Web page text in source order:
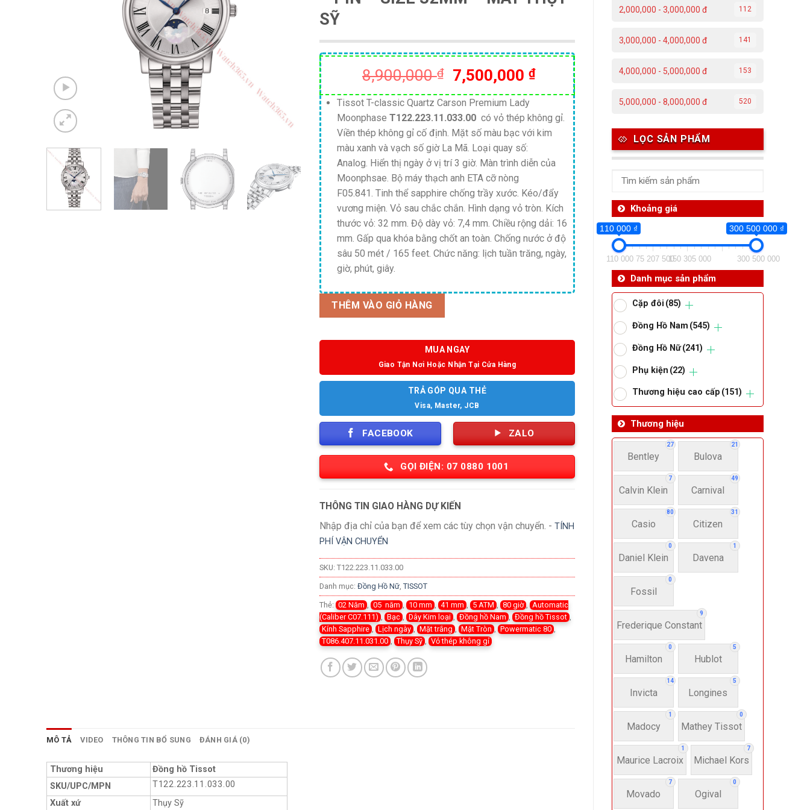
2,000,000 - 3,000,000 đ 112
3,000,000 - 4,000,000 đ 141
4,000,000 - 5,000,000 đ 153
5,000,000 - 8,000,000 đ 520
LỌC SẢN PHẨM
Khoảng giá
110 000 ₫ 300 500 000 ₫
110 000 75 207 500150 305 000 300 500 000
Danh mục sản phẩm
Cặp đôi (85)
Đồng Hồ Nam (545)
Đồng Hồ Nữ (241)
Phụ kiện (22)
Thương hiệu cao cấp (151)
Thương hiệu
27
Bentley
21
Bulova
7
Calvin Klein
49
Carnival
80
Casio
31
Citizen
0
Daniel Klein
1
Davena
0
Fossil
9
Frederique Constant
0
Hamilton
5
Hublot
14
Invicta
5
Longines
1
Madocy
0
Mathey Tissot
1
Maurice Lacroix
7
Michael Kors
7
Movado
0
Ogival
SỸ
8,900,000₫
Giá
gốc
là:
8,900,000 ₫.
7,500,000 ₫Giá
hiện
là:
7,500,000 ₫.
Tissot T-classic Quartz Carson Premium Lady
MoonphaseT122.223.11.033.00 có vỏ thép không gỉ.
Viền thép không gỉ cố định. Mặt số màu bạc với kim
màu xanh và vạch số giờ La Mã. Loại quay số:
Analog. Hiển thị ngày ở vị trí 3 giờ. Màn trình diễn của
Moonphsae. Bộ máy thạch anh ETA cỡ nòng
F05.841. Tinh thể sapphire chống trầy xước. Kéo/đẩy
vương miện. Vỏ sau chắc chắn. Hình dạng vỏ tròn. Kích
thước vỏ: 32 mm. Độ dày vỏ: 7,4 mm. Chiều rộng dải: 16
mm. Gấp qua khóa bằng chốt an toàn. Chống nước ở độ
sâu 50 mét / 165 feet. Chức năng: lịch tuần trăng, ngày,
giờ, phút, giây.
THÊM VÀO GIỎ HÀNG
MUA NGAY
Giao Tận Nơi Hoặc Nhận Tại Cửa Hàng
TRẢ GÓP QUA THẺ
Visa, Master, JCB
FACEBOOK ZALO
GỌI ĐIỆN: 07 0880 1001
THÔNG TIN GIAO HÀNG DỰ KIẾN
Nhập địa chỉ của bạn để xem các tùy chọn vận chuyển. -TÍNH
PHÍ VẬN CHUYỂN
SKU:T122.223.11.033.00
Danh mục:Đồng Hồ Nữ ,TISSOT
Thẻ: 02 Năm , 05 năm , 10 mm , 41 mm , 5 ATM , 80 giờ , Automatic
(Caliber C07.111)
, Bạc , Dây Kim loại , Đồng hồ Nam , Đồng hồ Tissot
Kính Sapphire
, Lịch ngày , Mặt trắng , Mặt Tròn , Powermatic 80
T086.407.11.031.00
, Thụy Sỹ , Vỏ thép không gỉ
MÔ TẢ VIDEO THÔNG TIN BỔ SUNG ĐÁNH GIÁ (0)
Thương hiệu
Đồng hồ Tissot
SKU/UPC/MPN
T122.223.11.033.00
Xuất xứ
Thụy Sỹ